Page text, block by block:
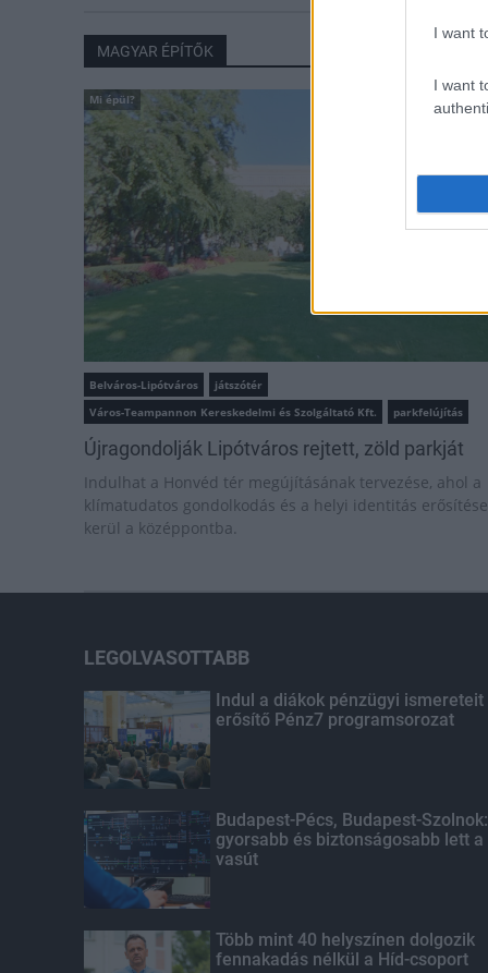
I want
I want
MAGYAR ÉPÍTŐK
Mi épül?
Belváros-Lipótváros
játszótér
Város-Teampannon Kereskedelmi és Szolgáltató Kft.
parkfelújítás
Újragondolják Lipótváros rejtett, zöld parkját
Indulhat a Honvéd tér megújításának tervezése, ahol a
klímatudatos gondolkodás és a helyi identitás erősítése
kerül a középpontba.
LEGOLVASOTTABB
Indul a diákok pénzügyi ismereteit
erősítő Pénz7 programsorozat
Budapest-Pécs, Budapest-Szolnok:
gyorsabb és biztonságosabb lett a
vasút
Több mint 40 helyszínen dolgozik
fennakadás nélkül a Híd-csoport